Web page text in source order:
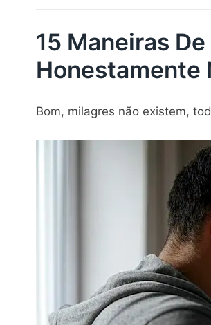
15 Maneiras
Honestamente
Bom, milagres não existem,